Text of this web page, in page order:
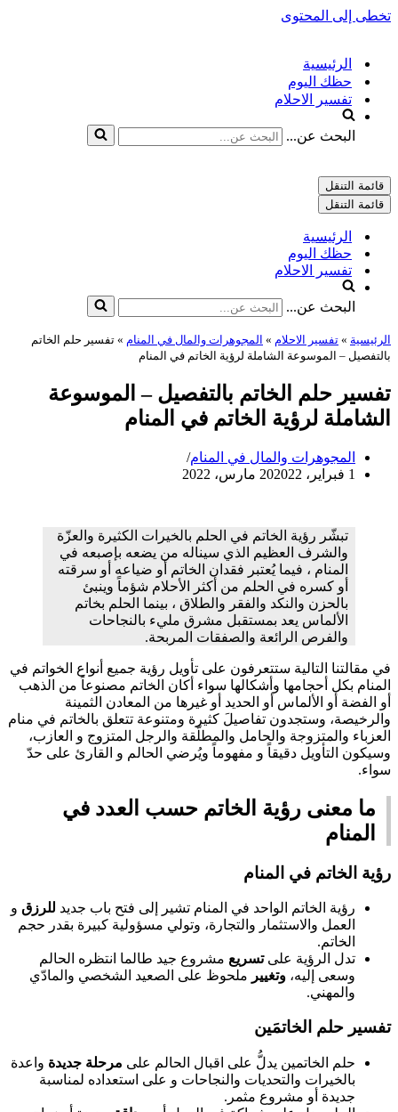
تخطى إلى المحتوى
الرئيسية
حظك اليوم
تفسير الاحلام
البحث عن...
قائمة التنقل
قائمة التنقل
الرئيسية
حظك اليوم
تفسير الاحلام
البحث عن...
الرئيسية » تفسير الاحلام » المجوهرات والمال في المنام » تفسير حلم الخاتم
بالتفصيل – الموسوعة الشاملة لرؤية الخاتم في المنام
تفسير حلم الخاتم بالتفصيل – الموسوعة
الشاملة لرؤية الخاتم في المنام
المجوهرات والمال في المنام
1 فبراير، 2020
22 مارس، 2022
تبشّر رؤية الخاتم في الحلم بالخيرات الكثيرة والعزّة
والشرف العظيم الذي سيناله من يضعه بإصبعه في
المنام ، فيما يُعتبر فقدان الخاتم أو ضياعه أو سرقته
أو كسره في الحلم من أكثر الأحلام شؤماً وينبئ
بالحزن والنكد والفقر والطلاق ، بينما الحلم بخاتم
الألماس يعد بمستقبل مشرق مليء بالنجاحات
والفرص الرائعة والصفقات المربحة.
في مقالتنا التالية ستتعرفون على تأويل رؤية جميع أنواع الخواتم في
المنام بكل أحجامها وأشكالها سواء أكان الخاتم مصنوعاً من الذهب
أو الفضة أو الألماس أو الحديد أو غيرها من المعادن الثمينة
والرخيصة، وستجدون تفاصيلَ كثيرة ومتنوعة تتعلق بالخاتم في منام
العزباء والمتزوجة والحامل والمطلّقة والرجل المتزوج و العازب،
وسيكون التأويل دقيقاً و مفهوماً ويُرضي الحالم و القارئ على حدّ
سواء.
ما معنى رؤية الخاتم حسب العدد في
المنام
رؤية الخاتم في المنام
رؤية الخاتم الواحد في المنام تشير إلى فتح باب جديد للرزق و
العمل والاستثمار والتجارة، وتولي مسؤولية كبيرة بقدر حجم
الخاتم.
تدل الرؤية علىتسريع مشروع جيد طالما انتظره الحالم
وسعى إليه، وتغيير ملحوظ على الصعيد الشخصي والمادّي
والمهني.
تفسير حلم الخاتمَين
حلم الخاتمين يدلُّ على اقبال الحالم على مرحلة جديدة واعدة
بالخيرات والتحديات والنجاحات و على استعداده لمناسبة
جديدة أو مشروع مثمر.